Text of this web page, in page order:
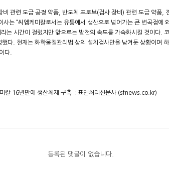
비 관련 도금 공정 약품, 반도체 프로브(검사 장비) 관련 도금 약품,
는 “씨엠케미칼로서는 유통에서 생산으로 넘어가는 큰 변곡점에
는 시간이 걸렸지만 앞으로는 발전의 속도를 가속화시킬 것이다.
다. 현재는 화학물질관리법 상의 설치검사만을 남겨둔 상황이며
다.
칼 16년만에 생산체제 구축 :: 표면처리신문사 (sfnews.co.kr)
등록된 댓글이 없습니다.